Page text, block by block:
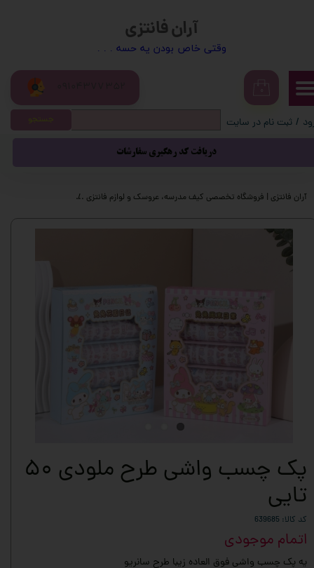
آران فانتزی
​​وقتی خاص بودن یه حسه . . .
/ ثبت نام در سایت
سفارشات
خروج از حساب کاربری
دریافت کد رهگیری سفارشات
جستجو
آران فانتزی | فروشگاه تخصصی کیف مدرسه، عروسک و لوازم فانتزی
پک چسب واشی طرح ملودی ۵۰
تایی
کد کالا: 639685
اتمام موجودی
یه پک چسب واشی فوق العاده زیبا طرح سانریو